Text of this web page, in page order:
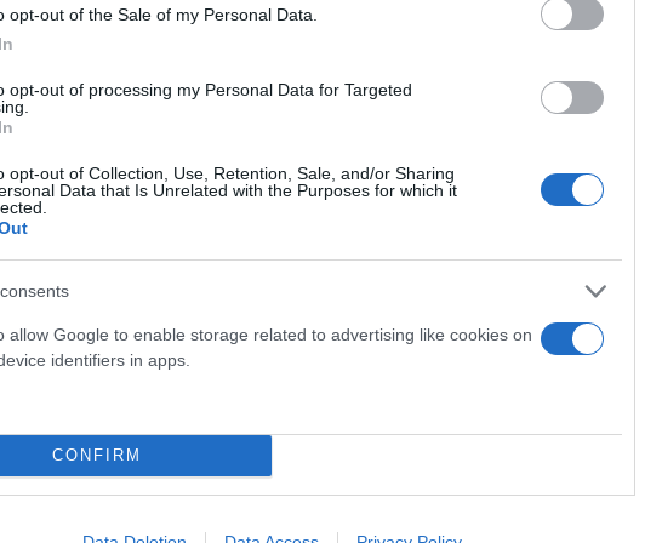
opt-out of the Sale of my Personal Data.
opt-out of processing my Personal Data for Targeted
opt-out of Collection, Use, Retention, Sale, and/or Sharing
Data that Is Unrelated with the Purposes for which it
allow Google to enable storage related to advertising like cookies on
identifiers in apps.
CONFIRM
ο Ήλιος φαίνεται να ανατέλλει και να δύει από το ίδιο
στο οποίο βρισκόμαστε.
κάθε χρόνο το Δεκέμβριο, έχουμε τη μεγαλύτερη
Αντίστοιχα, κατά το θερινό ηλιοστάσιο που σημειώνεται τον
της χρονιάς. Αμέσως μετά το χειμερινό ηλιοστάσιο η μέρα
η διάρκεια της ημέρας μικραίνει.
Flash.grστην αναζήτηση της